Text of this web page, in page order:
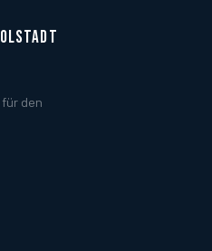
für den